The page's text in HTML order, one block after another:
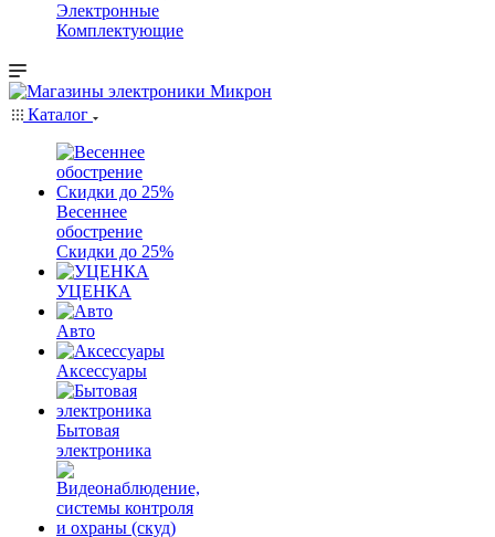
Электронные
Комплектующие
Каталог
Весеннее
обострение
Скидки до 25%
УЦЕНКА
Авто
Аксессуары
Бытовая
электроника